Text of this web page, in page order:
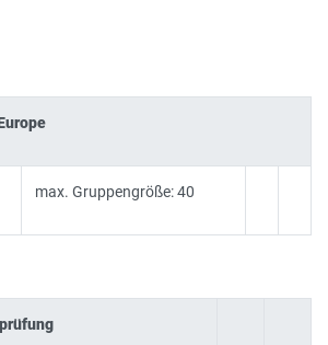
max. Gruppengröße: 40